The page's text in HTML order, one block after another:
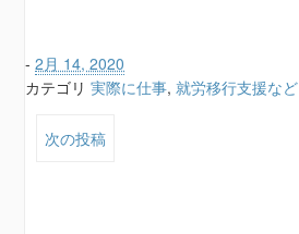
-2月 14, 2020
カテゴリ実際に仕事,就労移行支援など
次の投稿